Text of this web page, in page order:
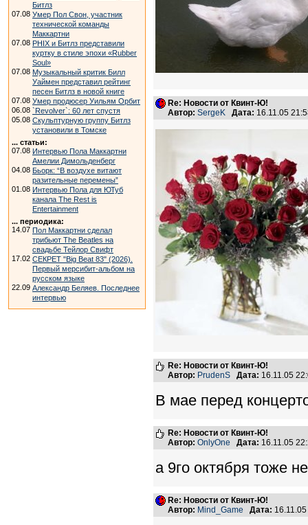
Битлз
07.08 Умер Пол Свон, участник
технической команды
Маккартни
07.08 PHIX и Битлз представили
куртку в стиле эпохи «Rubber
Soul»
07.08 Музыкальный критик Билл
Уаймен представил рейтинг
песен Битлз в новой книге
07.08 Умер продюсер Уильям Орбит
06.08 `Revolver`: 60 лет спустя
05.08 Скульптурную группу Битлз
установили в Томске
... статьи:
07.08 Интервью Пола Маккартни
Амелии Димольденберг
04.08 Бьорк: “В воздухе витают
разительные перемены”
01.08 Интервью Пола для ЮТуб
канала The Rest is
Entertainment
... периодика:
14.07 Пол Маккартни сделал
трибьют The Beatles на
свадьбе Тейлор Свифт
17.02 СЕКРЕТ "Big Beat 83" (2026).
Первый мерсибит-альбом на
русском языке
22.09 Александр Беляев. Последнее
интервью
Re: Новости от Квинт-Ю!
Автор: SergeK Дата: 16.11.05
Re: Новости от Квинт-Ю!
Автор: PrudenS Дата: 16.11.05
В мае перед
Re: Новости от Квинт-Ю!
Автор: OnlyOne Дата: 16.11.05
а 9го октября тоже
Re: Новости от Квинт-Ю!
Автор: Mind_Game Дата: